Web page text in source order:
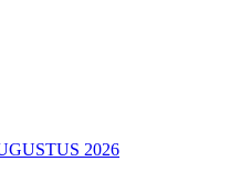
2026